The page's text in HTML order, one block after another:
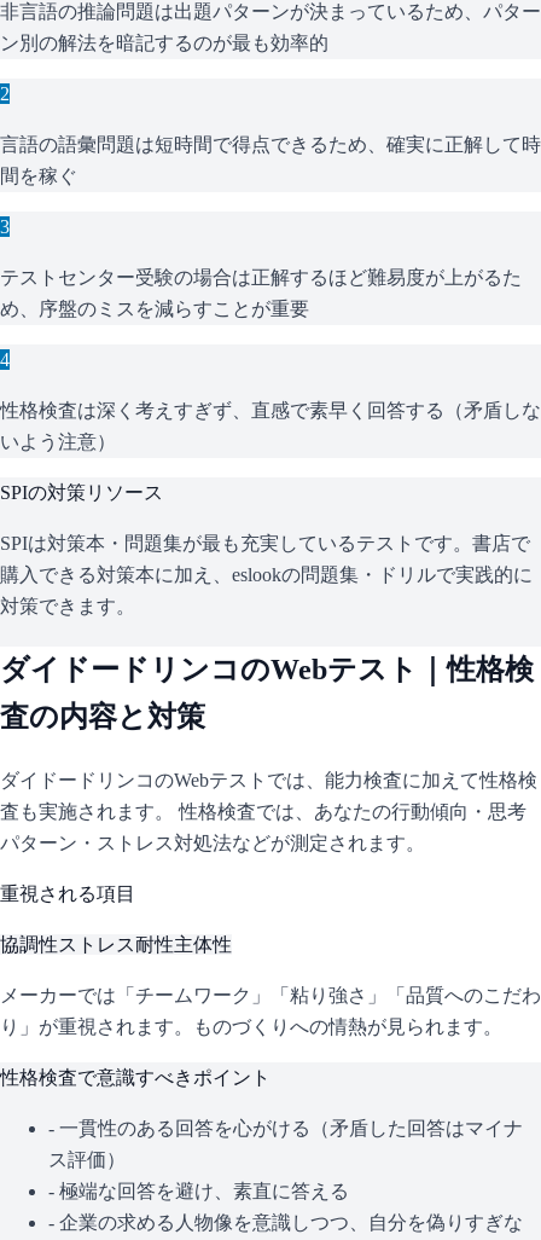
非言語の推論問題は出題パターンが決まっているため、パター
ン別の解法を暗記するのが最も効率的
2
言語の語彙問題は短時間で得点できるため、確実に正解して時
間を稼ぐ
3
テストセンター受験の場合は正解するほど難易度が上がるた
め、序盤のミスを減らすことが重要
4
性格検査は深く考えすぎず、直感で素早く回答する（矛盾しな
いよう注意）
SPIの対策リソース
SPIは対策本・問題集が最も充実しているテストです。書店で
購入できる対策本に加え、eslookの問題集・ドリルで実践的に
対策できます。
ダイドードリンコのWebテスト｜性格検
査の内容と対策
ダイドードリンコのWebテストでは、能力検査に加えて性格検
査も実施されます。 性格検査では、あなたの行動傾向・思考
パターン・ストレス対処法などが測定されます。
重視される項目
協調性ストレス耐性主体性
メーカーでは「チームワーク」「粘り強さ」「品質へのこだわ
り」が重視されます。ものづくりへの情熱が見られます。
性格検査で意識すべきポイント
- 一貫性のある回答を心がける（矛盾した回答はマイナ
ス評価）
- 極端な回答を避け、素直に答える
- 企業の求める人物像を意識しつつ、自分を偽りすぎな